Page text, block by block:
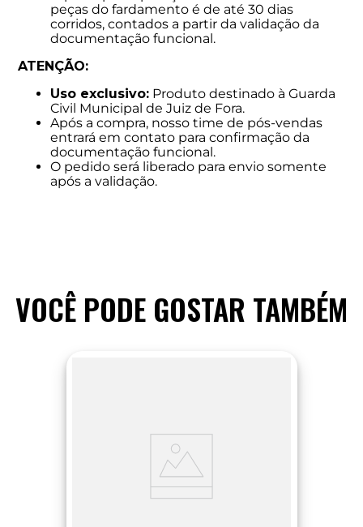
peças do fardamento é de até 30 dias
corridos, contados a partir da validação da
documentação funcional.
ATENÇÃO:
Uso exclusivo: Produto destinado à Guarda
Civil Municipal de Juiz de Fora.
Após a compra, nosso time de pós-vendas
entrará em contato para confirmação da
documentação funcional.
O pedido será liberado para envio somente
após a validação.
VOCÊ PODE GOSTAR TAMBÉM